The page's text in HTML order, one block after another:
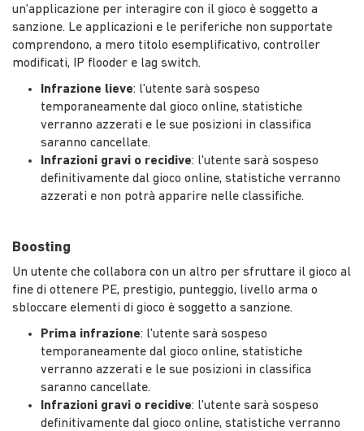
un'applicazione per interagire con il gioco è soggetto a
sanzione. Le applicazioni e le periferiche non supportate
comprendono, a mero titolo esemplificativo, controller
modificati, IP flooder e lag switch.
Infrazione lieve: l'utente sarà sospeso
temporaneamente dal gioco online, statistiche
verranno azzerati e le sue posizioni in classifica
saranno cancellate.
Infrazioni gravi o recidive: l'utente sarà sospeso
definitivamente dal gioco online, statistiche verranno
azzerati e non potrà apparire nelle classifiche.
Boosting
Un utente che collabora con un altro per sfruttare il gioco al
fine di ottenere PE, prestigio, punteggio, livello arma o
sbloccare elementi di gioco è soggetto a sanzione.
Prima infrazione: l'utente sarà sospeso
temporaneamente dal gioco online, statistiche
verranno azzerati e le sue posizioni in classifica
saranno cancellate.
Infrazioni gravi o recidive: l'utente sarà sospeso
definitivamente dal gioco online, statistiche verranno